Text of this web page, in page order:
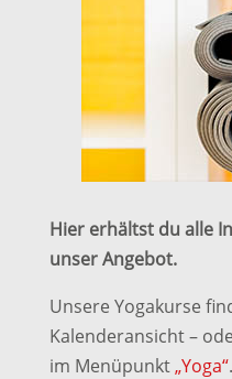
Hier erhältst du alle
unser Angebot.
Unsere Yogakurse
Kalenderansicht –
im Menüpunkt„Yoga“.